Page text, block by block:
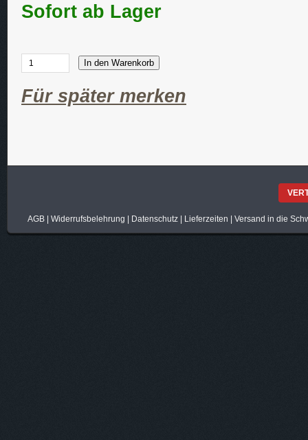
Sofort ab Lager
In den Warenkorb
Für später merken
AGB| Widerrufsbelehrung Datenschutz| Lieferzeiten Versand in die